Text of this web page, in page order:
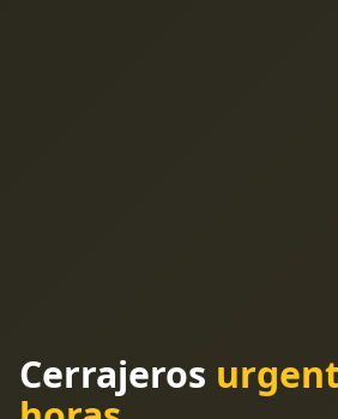
Cerrajeros